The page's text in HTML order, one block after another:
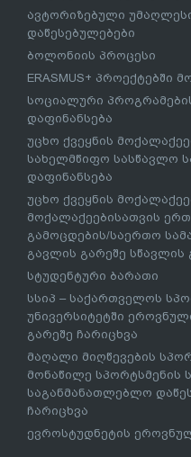
ავტორიზებული
დაწესებულებები
ბოლონიის პროცესი
ERASMUS+ პროექტებში
სოციალური
დაფინანსება
უცხო ქვეყნის
სახელმწიფო სასწავლო
დაფინანსება
უცხო ქვეყნის
მოქალაქეებისათვის
გამოცდების/საერთო
გავლის გარეშე სწავლის
სტუდენტური ბარათი
სსიპ – საქართველოს
უნივერსიტეტში
გარეშე ჩარიცხვა
მაღალი მიღწევების
მონაწილე სპორტსმენის
საგანმანათლებლო
ჩარიცხვა
ევროსტუდნეტის